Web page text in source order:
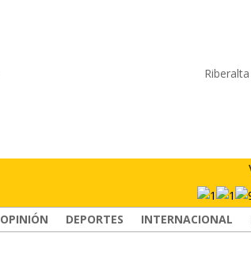
Riberalta
+33°C
OPINIÓN DEPORTES INTERNACIONAL